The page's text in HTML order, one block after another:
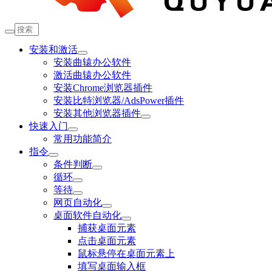
安装和激活
安装曲辕办公软件
激活曲辕办公软件
安装Chrome浏览器插件
安装比特浏览器/AdsPower插件
安装其他浏览器插件
快速入门
常用功能简介
指令
条件判断
循环
等待
网页自动化
桌面软件自动化
捕获桌面元素
点击桌面元素
鼠标悬停在桌面元素上
填写桌面输入框